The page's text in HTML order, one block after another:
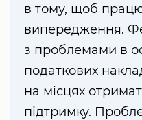
в тому, щоб
випередження.
з проблемами в
податкових
на місцях
підтримку.